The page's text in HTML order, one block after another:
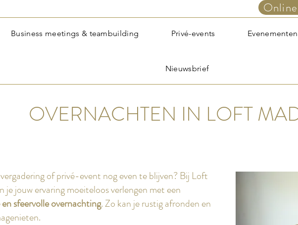
Business meetings & teambuilding Privé-events
Nieuwsbrief
OVERNACHTEN IN LOFT
of privé-event nog even te blijven? Bij Loft
je jouw ervaring moeiteloos verlengen met een
sfeervolle overnachting. Zo kan je rustig afronden en